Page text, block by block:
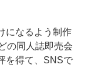
になるよう制作
の同人誌即売会
を得て、SNSで